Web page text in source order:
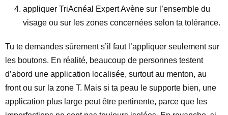
appliquer TriAcnéal Expert Avène sur l’ensemble du
visage ou sur les zones concernées selon ta tolérance.
Tu te demandes sûrement s’il faut l’appliquer seulement sur
les boutons. En réalité, beaucoup de personnes testent
d’abord une application localisée, surtout au menton, au
front ou sur la zone T. Mais si ta peau le supporte bien, une
application plus large peut être pertinente, parce que les